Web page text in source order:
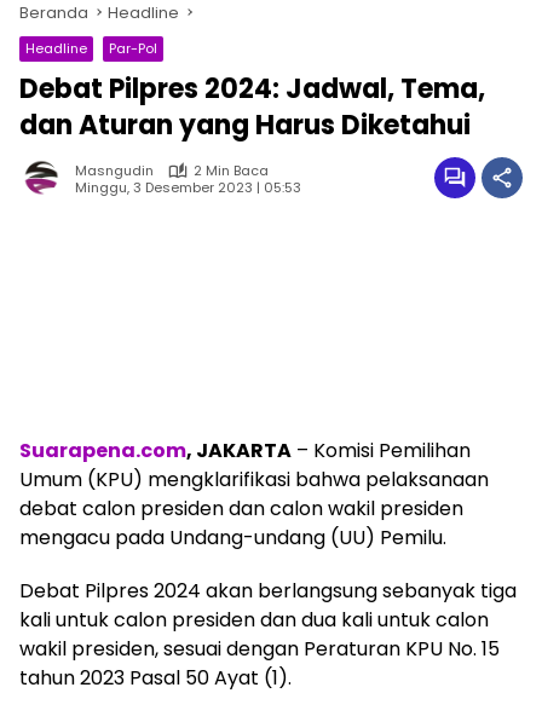
Beranda Headline
Headline Par-Pol
Debat Pilpres 2024: Jadwal, Tema,
dan Aturan yang Harus Diketahui
Masngudin
2 Min Baca
Minggu, 3 Desember 2023 | 05:53
Suarapena.com, JAKARTA – Komisi Pemilihan
Umum (KPU) mengklarifikasi bahwa pelaksanaan
debat calon presiden dan calon wakil presiden
mengacu pada Undang-undang (UU) Pemilu.
Debat Pilpres 2024 akan berlangsung sebanyak tiga
kali untuk calon presiden dan dua kali untuk calon
wakil presiden, sesuai dengan Peraturan KPU No. 15
tahun 2023 Pasal 50 Ayat (1).